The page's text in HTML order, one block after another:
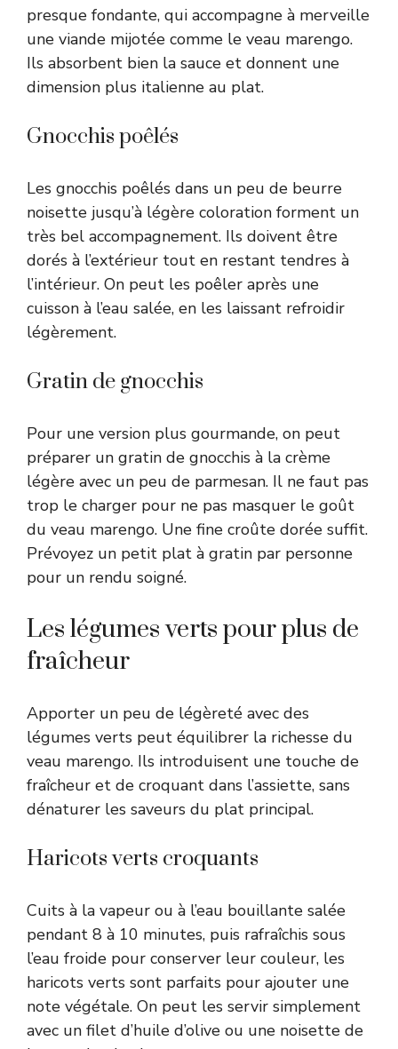
presque fondante, qui accompagne à merveille
une viande mijotée comme le veau marengo.
Ils absorbent bien la sauce et donnent une
dimension plus italienne au plat.
Gnocchis poêlés
Les gnocchis poêlés dans un peu de beurre
noisette jusqu’à légère coloration forment un
très bel accompagnement. Ils doivent être
dorés à l’extérieur tout en restant tendres à
l’intérieur. On peut les poêler après une
cuisson à l’eau salée, en les laissant refroidir
légèrement.
Gratin de gnocchis
Pour une version plus gourmande, on peut
préparer un gratin de gnocchis à la crème
légère avec un peu de parmesan. Il ne faut pas
trop le charger pour ne pas masquer le goût
du veau marengo. Une fine croûte dorée suffit.
Prévoyez un petit plat à gratin par personne
pour un rendu soigné.
Les légumes verts pour plus de
fraîcheur
Apporter un peu de légèreté avec des
légumes verts peut équilibrer la richesse du
veau marengo. Ils introduisent une touche de
fraîcheur et de croquant dans l’assiette, sans
dénaturer les saveurs du plat principal.
Haricots verts croquants
Cuits à la vapeur ou à l’eau bouillante salée
pendant 8 à 10 minutes, puis rafraîchis sous
l’eau froide pour conserver leur couleur, les
haricots verts sont parfaits pour ajouter une
note végétale. On peut les servir simplement
avec un filet d’huile d’olive ou une noisette de